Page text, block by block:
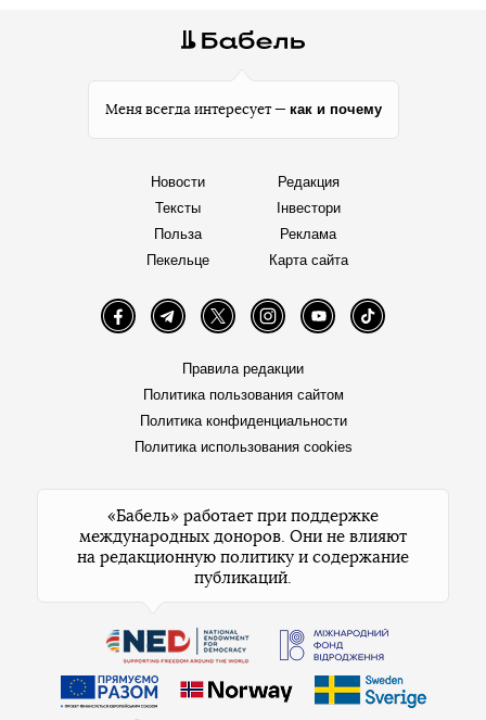
Меня всегда интересует — как и почему
Новости
Тексты
Польза
Пекельце
Редакция
Інвестори
Реклама
Карта сайта
FacebookTelegramTwitter InstagramYouTube TikTok
Правила редакции
Политика пользования сайтом
Политика конфиденциальности
Политика использования cookies
«Бабель» работает при поддержке
международных доноров. Они не влияют
на редакционную политику и содержание
публикаций.